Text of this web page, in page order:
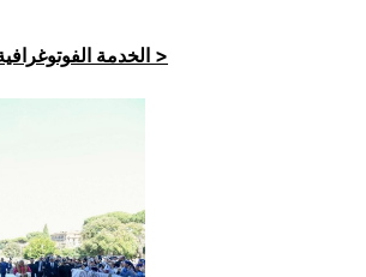
الخدمة الفوتوغرافية للكرسي الرسولي >